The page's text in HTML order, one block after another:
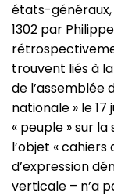
états-
1302 par
trouvent liés à
de l’assemblée
nationale » le 17
« peuple » sur
l’objet «
d’expression
verticale – n’a